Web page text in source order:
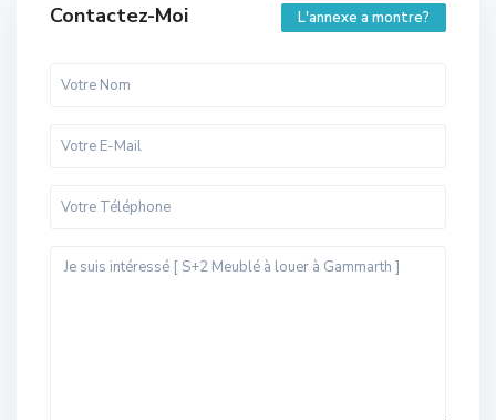
Contactez-Moi L'annexe a montre?